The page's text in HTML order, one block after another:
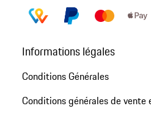
Informations légales
Conditions Générales
Conditions générales de vente